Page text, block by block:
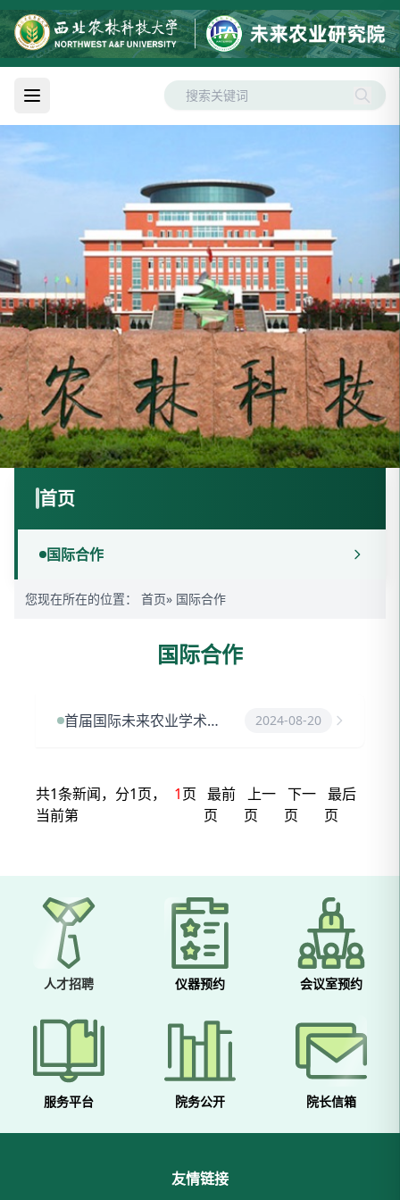
首页
国际合作
您现在所在的位置： 首页» 国际合作
国际合作
首届国际未来农业学术论坛举行 2024-08-20
共1条新闻，分1页，
当前第
1页 最前
页
上一
页
下一
页
最后
页
人才招聘 仪器预约 会议室预约
服务平台 院务公开 院长信箱
友情链接